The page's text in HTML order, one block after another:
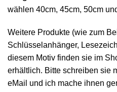
wählen 40cm, 45cm, 50cm
Weitere Produkte (wie zum
Schlüsselanhänger,
diesem Motiv finden sie im
erhältlich. Bitte schreiben sie
eMail und ich mache ihnen